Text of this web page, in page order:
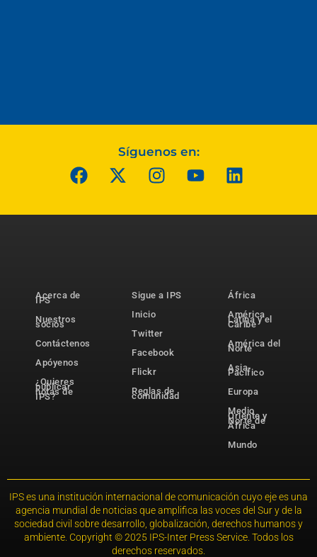
Síguenos en:
Acerca de
IPS
Nuestros
socios
Contáctenos
Apóyenos
¿Quieres
publicar
notas de
IPS?
Sigue a IPS
Inicio
Twitter
Facebook
Flickr
Reglas de
comunidad
África
América
Latina y el
Caribe
América del
Norte
Asia-
Pacífico
Europa
Medio
Oriente y
Norte de
África
Mundo
IPS es una institución internacional de comunicación cuyo eje es una
agencia mundial de noticias que amplifica las voces del Sur y de la
sociedad civil sobre desarrollo, globalización, derechos humanos y
ambiente. Copyright © 2025 IPS-Inter Press Service. Todos los
derechos reservados.